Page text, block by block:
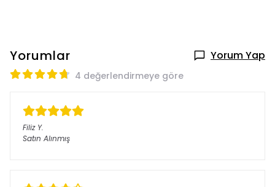
Yorumlar Yorum Yap
4 değerlendirmeye göre
Filiz Y.
Satın Alınmış